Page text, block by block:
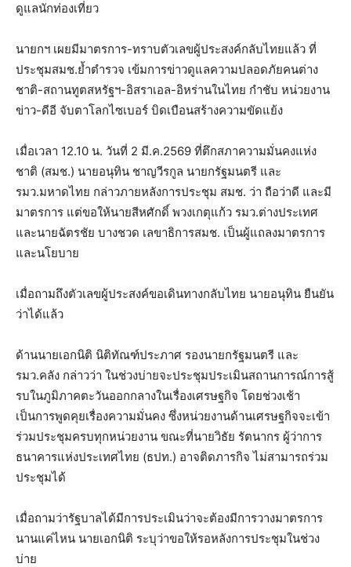
ดูแลนักท่องเที่ยว
นายกฯ เผยมีมาตรการ-ทราบตัวเลขผู้ประสงค์กลับไทยแล้ว ที่
ประชุมสมช.ย้ำตำรวจ เข้มการข่าวดูแลความปลอดภัยคนต่าง
ชาติ-สถานทูตสหรัฐฯ-อิสราเอล-อิหร่านในไทย กำชับ หน่วยงาน
ข่าว-ดีอี จับตาโลกไซเบอร์ บิดเบือนสร้างความขัดแย้ง
เมื่อเวลา 12.10 น. วันที่ 2 มี.ค.2569 ที่ตึกสภาความมั่นคงแห่ง
ชาติ (สมช.) นายอนุทิน ชาญวีรกูล นายกรัฐมนตรี และ
รมว.มหาดไทย กล่าวภายหลังการประชุม สมช. ว่า ถือว่าดี และมี
มาตรการ แต่ขอให้นายสีหศักดิ์ พวงเกตุแก้ว รมว.ต่างประเทศ
และนายฉัตรชัย บางชวด เลขาธิการสมช. เป็นผู้แถลงมาตรการ
และนโยบาย
เมื่อถามถึงตัวเลขผู้ประสงค์ขอเดินทางกลับไทย นายอนุทิน ยืนยัน
ว่าได้แล้ว
ด้านนายเอกนิติ นิติทัณฑ์ประภาศ รองนายกรัฐมนตรี และ
รมว.คลัง กล่าวว่า ในช่วงบ่ายจะประชุมประเมินสถานการณ์การสู้
รบในภูมิภาคตะวันออกกลางในเรื่องเศรษฐกิจ โดยช่วงเช้า
เป็นการพูดคุยเรื่องความมั่นคง ซึ่งหน่วยงานด้านเศรษฐกิจจะเข้า
ร่วมประชุมครบทุกหน่วยงาน ขณะที่นายวิธัย รัตนากร ผู้ว่าการ
ธนาคารแห่งประเทศไทย (ธปท.) อาจติดภารกิจ ไม่สามารถร่วม
ประชุมได้
เมื่อถามว่ารัฐบาลได้มีการประเมินว่าจะต้องมีการวางมาตรการ
นานแค่ไหน นายเอกนิติ ระบุว่าขอให้รอหลังการประชุมในช่วง
บ่าย